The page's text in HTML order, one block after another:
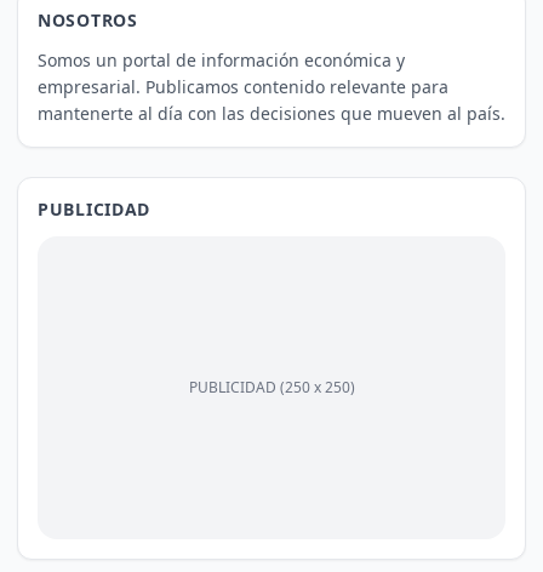
NOSOTROS
Somos un portal de información económica y
empresarial. Publicamos contenido relevante para
mantenerte al día con las decisiones que mueven al país.
PUBLICIDAD
PUBLICIDAD (250 x 250)